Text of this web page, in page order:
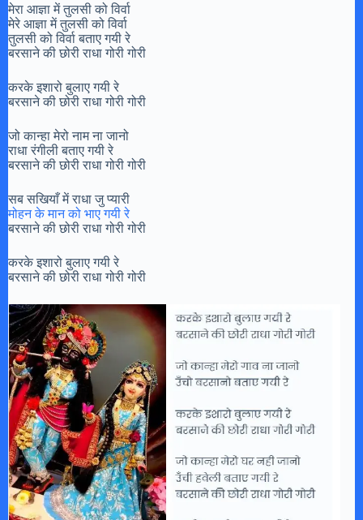
मेरा आज्ञा में तुलसी को विर्वा
मेरे आज्ञा में तुलसी को विर्वा
तुलसी को विर्वा बताए गयी रे
बरसाने की छोरी राधा गोरी गोरी
करके इशारो बुलाए गयी रे
बरसाने की छोरी राधा गोरी गोरी
जो कान्हा मेरो नाम ना जानो
राधा रंगीली बताए गयी रे
बरसाने की छोरी राधा गोरी गोरी
सब सखियाँ में राधा जु प्यारी
मोहन के मान को भाए गयी रे
बरसाने की छोरी राधा गोरी गोरी
करके इशारो बुलाए गयी रे
बरसाने की छोरी राधा गोरी गोरी